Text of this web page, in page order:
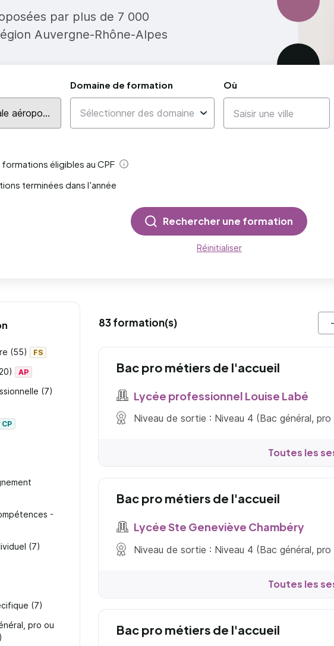
par plus de 7 000
Auvergne-Rhône-Alpes
Domaine de formation Où
éligibles au CPF
Aide
terminées dans l'année
Rechercher une formation
Réinitialiser
(55) FS
AP
(7)
CP
-
(7)
(7)
pro ou
83 formation(s)
Bac pro métiers de l'accueil
Lycée professionnel Louise Labé
Niveau de sortie : Niveau 4 (Bac général,
Toutes les
Bac pro métiers de l'accueil
Lycée Ste Geneviève Chambéry
Niveau de sortie : Niveau 4 (Bac général,
Toutes les
Bac pro métiers de l'accueil